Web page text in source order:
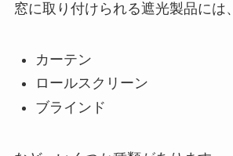
窓に取り付けられる遮光製品には、
カーテン
ロールスクリーン
ブラインド